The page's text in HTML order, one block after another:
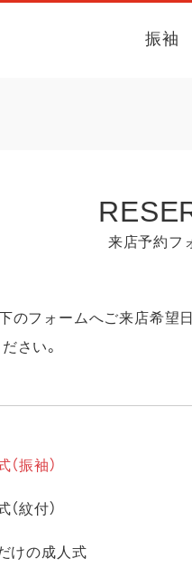
振袖
来店予約フ
のフォームへご来店希望
さい。
振袖）
紋付）
けの成人式